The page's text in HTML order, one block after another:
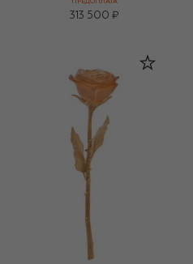
ПРЕДОПЛАТА
313 500 ₽